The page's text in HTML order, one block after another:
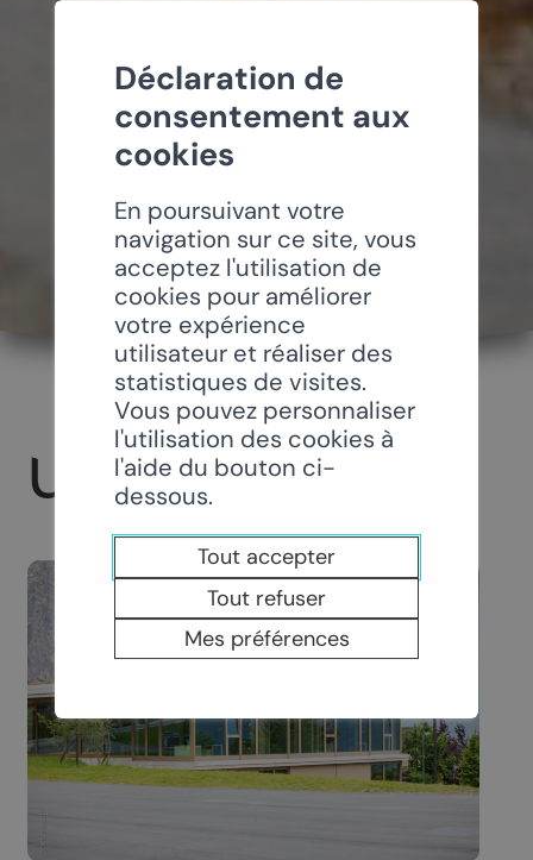
UAPE
Déclaration de
consentement aux
cookies
En poursuivant votre
navigation sur ce site, vous
acceptez l'utilisation de
cookies pour améliorer
votre expérience
utilisateur et réaliser des
statistiques de visites.
Vous pouvez personnaliser
l'utilisation des cookies à
l'aide du bouton ci-
dessous.
Tout accepter
Tout refuser
Mes préférences